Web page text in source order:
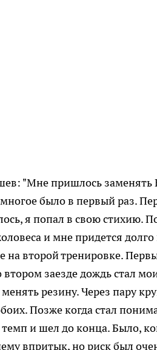
"Мне пришлось
было в первый раз.
я попал в свою стихию.
и мне придется
на второй тренировке.
втором заезде дождь стал
резину. Через пару
Позже когда стал
и шел до конца. Было,
впритык, но риск был